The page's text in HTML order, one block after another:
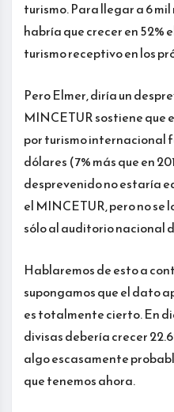
turismo. Para llegar a 6
habría que crecer en 52%
turismo receptivo en los
Pero Elmer, diría un
MINCETUR sostiene que
por turismo internacional
dólares (7% más que en
desprevenido no estaría
el MINCETUR, pero no se
sólo al auditorio nacional
Hablaremos de esto a
supongamos que el dato
es totalmente cierto. En
divisas debería crecer
algo escasamente
que tenemos ahora.